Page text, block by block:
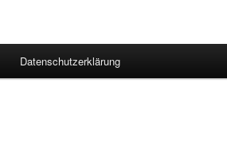
Datenschutzerklärung